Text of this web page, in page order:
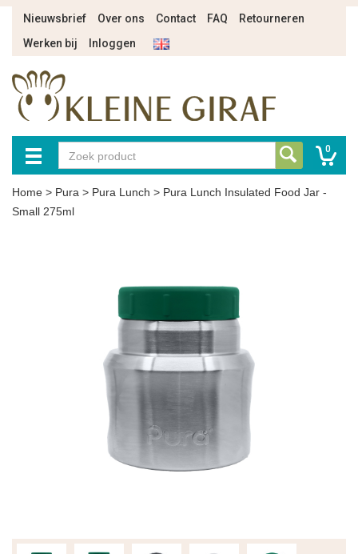
Nieuwsbrief Over ons Contact FAQ
Retourneren
Werken bij
Inloggen
0
Home > Pura > Pura Lunch > Pura Lunch Insulated Food Jar -
Small 275ml